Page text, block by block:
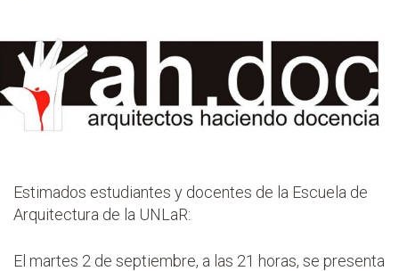
Estimados estudiantes y docentes de la Escuela de
Arquitectura de la UNLaR:
El martes 2 de septiembre, a las 21 horas, se presenta